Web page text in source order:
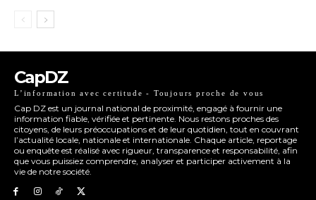
CapDZ
L’information avec certitude - Toujours proche de vous
Cap DZ est un journal national de proximité, engagé à fournir une
information fiable, vérifiée et pertinente. Nous restons proches des
citoyens, de leurs préoccupations et de leur quotidien, tout en couvrant
l’actualité locale, nationale et internationale. Chaque article, reportage
ou enquête est réalisé avec rigueur, transparence et responsabilité, afin
que vous puissiez comprendre, analyser et participer activement à la
vie de notre société.